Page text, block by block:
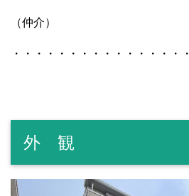
（仲介）
・・・・・・・・・・・・・・・・
外 観